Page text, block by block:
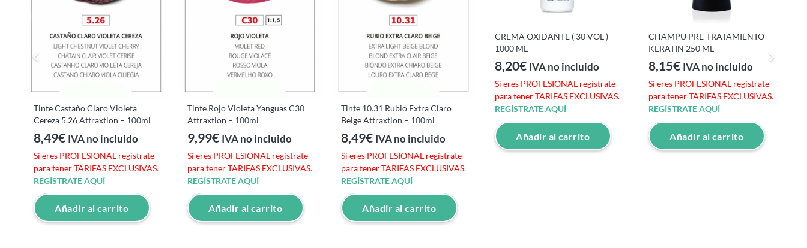
Tinte Castaño Claro Violeta
Cereza 5.26 Attraxtion – 100ml
8,49€ IVA no incluido
Si eres PROFESIONAL regístrate
para tener TARIFAS EXCLUSIVAS.
REGÍSTRATE AQUÍ
Añadir al carrito
Tinte Rojo Violeta Yanguas C30
Attraxtion – 100ml
9,99€ IVA no incluido
Si eres PROFESIONAL regístrate
para tener TARIFAS EXCLUSIVAS.
REGÍSTRATE AQUÍ
Añadir al carrito
Tinte 10.31 Rubio Extra Claro
Beige Attraxtion – 100ml
8,49€ IVA no incluido
Si eres PROFESIONAL regístrate
para tener TARIFAS EXCLUSIVAS.
REGÍSTRATE AQUÍ
Añadir al carrito
CREMA OXIDANTE ( 30 VOL )
1000 ML
8,20€ IVA no incluido
Si eres PROFESIONAL regístrate
para tener TARIFAS EXCLUSIVAS.
REGÍSTRATE AQUÍ
Añadir al carrito
CHAMPU PRE-TRATAMIENTO
KERATIN 250 ML
8,15€ IVA no incluido
Si eres PROFESIONAL regístrate
para tener TARIFAS EXCLUSIVAS.
REGÍSTRATE AQUÍ
Añadir al carrito